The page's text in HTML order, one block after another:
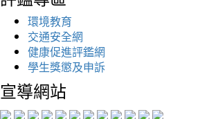
環境教育
交通安全網
健康促進評鑑網
學生獎懲及申訴
宣導網站